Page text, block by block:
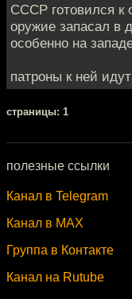
СССР готовился к
оружие запасал в
особенно на
патроны к ней
cтраницы: 1
полезные ссылки
Канал в Telegram
Канал в MAX
Группа в Контакте
Канал на Rutube